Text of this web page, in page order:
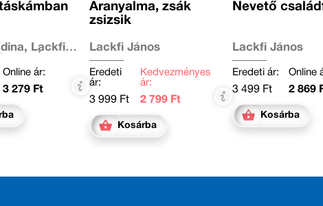
Lackfi
Ágnes,
Mónika,
Julianna,
Tóth
Balázs
Online ár:
3 279 Ft
Aranyalma, zsák
zsizsik
Lackfi János
Eredeti
ár:
3 999 Ft
Kedvezményes
ár:
2 799 Ft
Kosárba
Nevető
Lackfi János
Eredeti ár:
3 499 Ft
Online
2 869
Kosárba